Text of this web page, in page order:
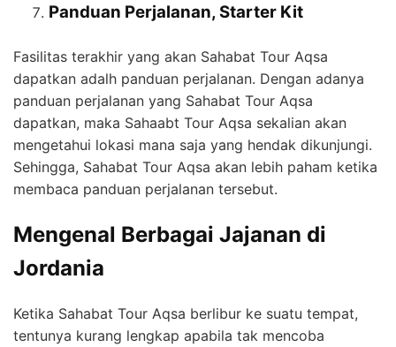
Panduan Perjalanan, Starter Kit
Fasilitas terakhir yang akan Sahabat Tour Aqsa
dapatkan adalh panduan perjalanan. Dengan adanya
panduan perjalanan yang Sahabat Tour Aqsa
dapatkan, maka Sahaabt Tour Aqsa sekalian akan
mengetahui lokasi mana saja yang hendak dikunjungi.
Sehingga, Sahabat Tour Aqsa akan lebih paham ketika
membaca panduan perjalanan tersebut.
Mengenal Berbagai Jajanan di
Jordania
Ketika Sahabat Tour Aqsa berlibur ke suatu tempat,
tentunya kurang lengkap apabila tak mencoba